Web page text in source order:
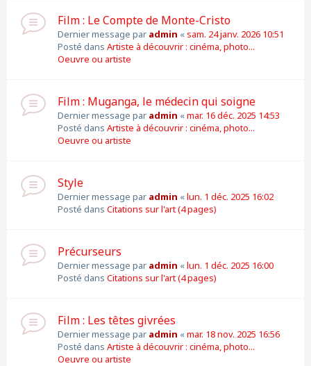
Film : Le Compte de Monte-Cristo
Dernier message par admin «sam. 24 janv. 2026 10:51
Posté dans Artiste à découvrir : cinéma, photo...
Oeuvre ou artiste
Film : Muganga, le médecin qui soigne
Dernier message par admin «mar. 16 déc. 2025 14:53
Posté dans Artiste à découvrir : cinéma, photo...
Oeuvre ou artiste
Style
Dernier message par admin «lun. 1 déc. 2025 16:02
Posté dans Citations sur l'art (4 pages)
Précurseurs
Dernier message par admin «lun. 1 déc. 2025 16:00
Posté dans Citations sur l'art (4 pages)
Film : Les têtes givrées
Dernier message par admin «mar. 18 nov. 2025 16:56
Posté dans Artiste à découvrir : cinéma, photo...
Oeuvre ou artiste